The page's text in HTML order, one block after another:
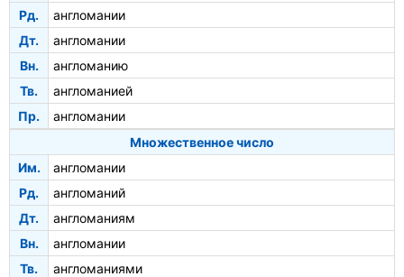
Рд.
англомании
Дт.
англомании
Вн.
англоманию
Тв.
англоманией
Пр.
англомании
Множественное число
Им.
англомании
Рд.
англоманий
Дт.
англоманиям
Вн.
англомании
Тв.
англоманиями